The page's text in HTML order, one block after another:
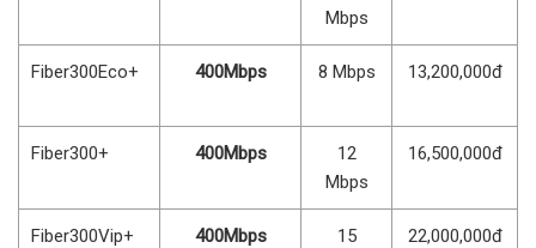
Mbps
Fiber300Eco+ 400Mbps 8 Mbps 13,200,000đ
Fiber300+ 400Mbps
12
Mbps
16,500,000đ
Fiber300Vip+ 400Mbps
15
22,000,000đ